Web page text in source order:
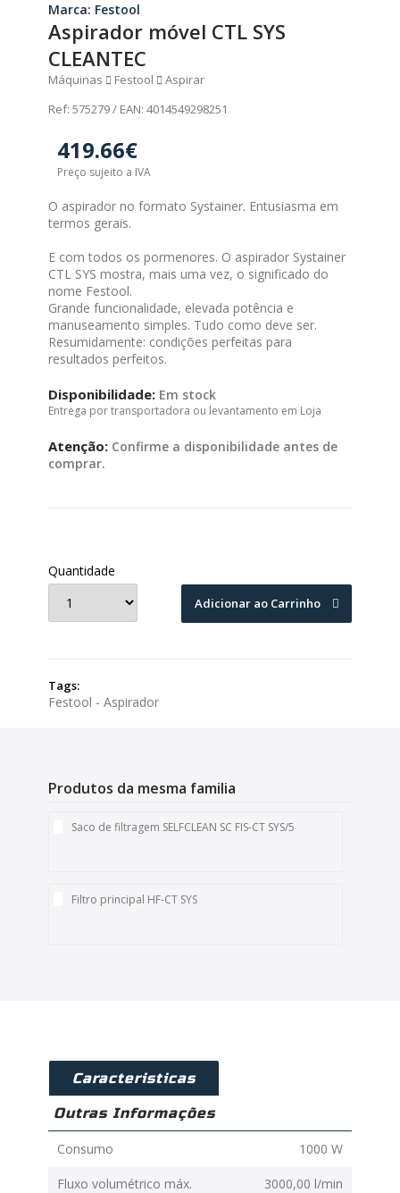
Marca: Festool
Aspirador móvel CTL SYS
CLEANTEC
Máquinas Festool
Aspirar
Ref: 575279 / EAN: 4014549298251
419.66€
Preço sujeito a IVA
O aspirador no formato Systainer. Entusiasma em
termos gerais.
E com todos os pormenores. O aspirador Systainer
CTL SYS mostra, mais uma vez, o significado do
nome Festool.
Grande funcionalidade, elevada potência e
manuseamento simples. Tudo como deve ser.
Resumidamente: condições perfeitas para
resultados perfeitos.
Disponibilidade: Em stock
Entrega por transportadora ou levantamento em Loja
Atenção: Confirme a disponibilidade antes de
comprar.
Quantidade
Adicionar ao Carrinho
Tags:
Festool - Aspirador
Produtos da mesma familia
Saco de filtragem SELFCLEAN SC FIS-CT SYS/5
Filtro principal HF-CT SYS
Caracteristicas
Outras Informações
Consumo 1000 W
Fluxo volumétrico máx. 3000,00 l/min